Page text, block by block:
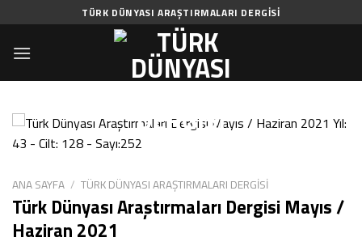
to
content
TÜRK DÜNYASI ARAŞTIRMALARI DERGISI
ANA SAYFA / TÜRK DÜNYASI ARAŞTIRMALARI DERGISI
Türk Dünyası Araştırmaları Dergisi Mayıs /
Haziran 2021